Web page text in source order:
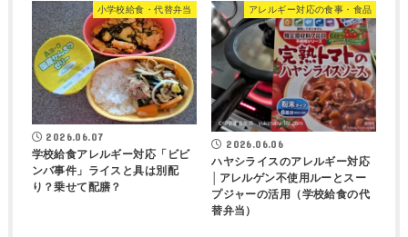
小学校給食・代替弁当
2026.06.07
学校給食アレルギー対応「ビビ
ンバ事件」ライスと具は別配
り？乗せて配膳？
アレルギー対応の食事・食品
2026.06.06
ハヤシライスのアレルギー対応
│アレルゲン不使用ルーとスー
プジャーの活用（学校給食の代
替弁当）